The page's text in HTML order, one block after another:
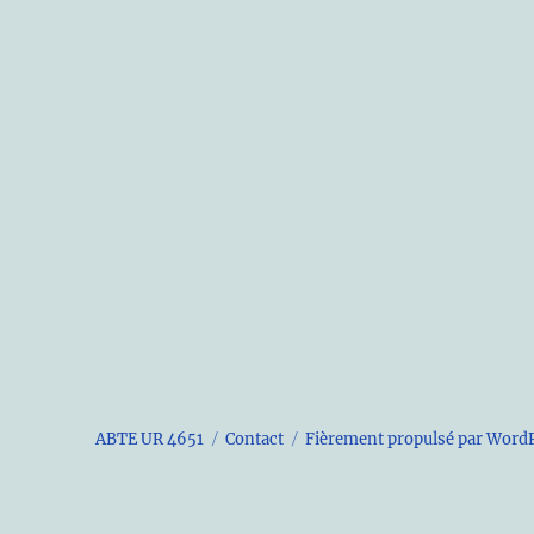
ABTE UR 4651 Contact Fièrement propulsé par